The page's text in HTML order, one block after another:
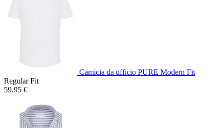
Camicia da ufficio PURE Modern Fit
Regular Fit
59,95 €